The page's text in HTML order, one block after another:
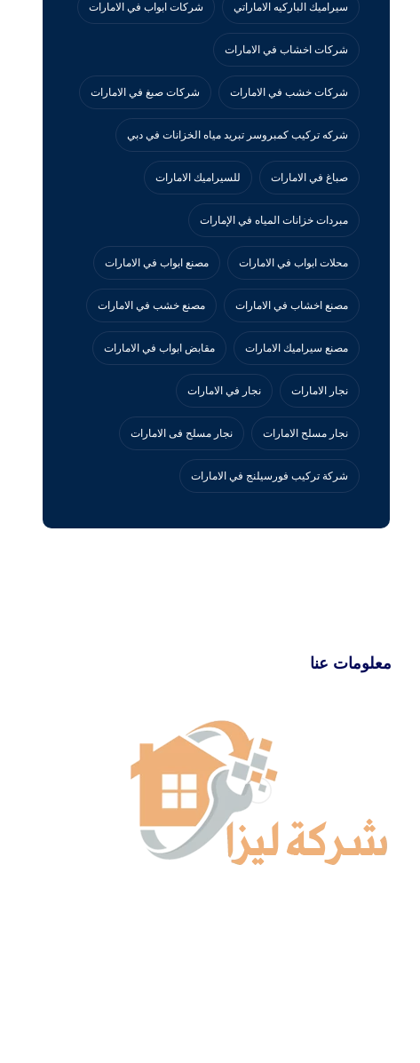
سيراميك الباركيه الاماراتي شركات ابواب في الامارات
شركات اخشاب في الامارات
شركات خشب في الامارات شركات صبغ في الامارات
شركه تركيب كمبروسر تبريد مياه الخزانات في دبي
صباغ في الامارات للسيراميك الامارات
مبردات خزانات المياه في الإمارات
محلات ابواب في الامارات مصنع ابواب في الامارات
مصنع اخشاب في الامارات مصنع خشب في الامارات
مصنع سيراميك الامارات مقابض ابواب في الامارات
نجار الامارات نجار في الامارات
نجار مسلح الامارات نجار مسلح فى الامارات
‏شركة تركيب فورسيلنج في الامارات
معلومات عنا